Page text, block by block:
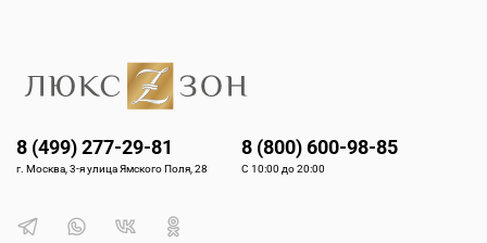
8 (499) 277-29-81
г. Москва, 3-я улица Ямского Поля, 28
8 (800) 600-98-85
С 10:00 до 20:00